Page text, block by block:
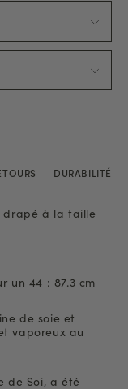
DURABILITÉ
drapé à la taille
un 44 : 87.3 cm
de soie et
vaporeux au
de Soi, a été